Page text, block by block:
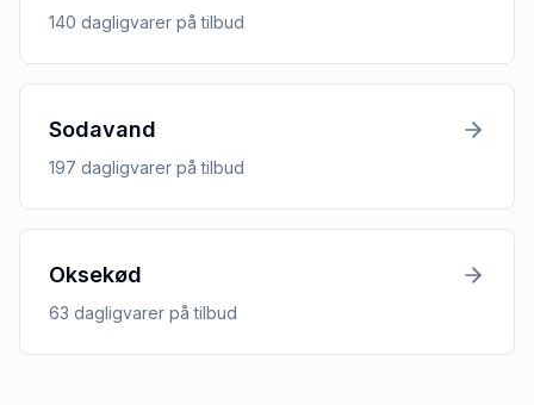
140 dagligvarer på tilbud
Sodavand
197 dagligvarer på tilbud
Oksekød
63 dagligvarer på tilbud